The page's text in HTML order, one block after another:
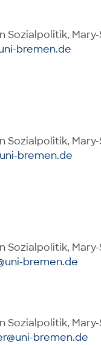
Sozialpolitik,
bremen.de
Sozialpolitik,
bremen.de
Sozialpolitik,
bremen.de
Sozialpolitik,
bremen.de